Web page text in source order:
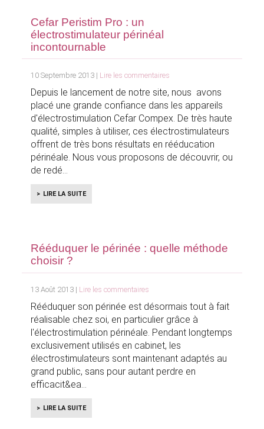
Cefar Peristim Pro : un
électrostimulateur périnéal
incontournable
10 Septembre 2013 | Lire les commentaires
Depuis le lancement de notre site, nous avons
placé une grande confiance dans les appareils
d'électrostimulation Cefar Compex. De très haute
qualité, simples à utiliser, ces électrostimulateurs
offrent de très bons résultats en rééducation
périnéale. Nous vous proposons de découvrir, ou
de redé
LIRE LA SUITE
Rééduquer le périnée : quelle méthode
choisir ?
13 Août 2013 | Lire les commentaires
Rééduquer son périnée est désormais tout à fait
réalisable chez soi, en particulier grâce à
l'électrostimulation périnéale. Pendant longtemps
exclusivement utilisés en cabinet, les
électrostimulateurs sont maintenant adaptés au
grand public, sans pour autant perdre en
efficacit&ea
LIRE LA SUITE